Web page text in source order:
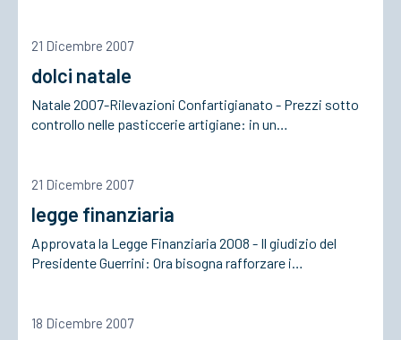
21 Dicembre 2007
dolci natale
Natale 2007-Rilevazioni Confartigianato - Prezzi sotto
controllo nelle pasticcerie artigiane: in un…
21 Dicembre 2007
legge finanziaria
Approvata la Legge Finanziaria 2008 - Il giudizio del
Presidente Guerrini: Ora bisogna rafforzare i…
18 Dicembre 2007